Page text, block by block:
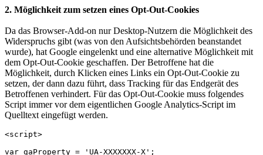
2. Möglichkeit zum setzen eines Opt-Out-Cookies
Da das Browser-Add-on nur Desktop-Nutzern die Möglichkeit des
Widerspruchs gibt (was von den Aufsichtsbehörden beanstandet
wurde), hat Google eingelenkt und eine alternative Möglichkeit mit
dem Opt-Out-Cookie geschaffen. Der Betroffene hat die
Möglichkeit, durch Klicken eines Links ein Opt-Out-Cookie zu
setzen, der dann dazu führt, dass Tracking für das Endgerät des
Betroffenen verhindert. Für das Opt-Out-Cookie muss folgendes
Script immer vor dem eigentlichen Google Analytics-Script im
Quelltext eingefügt werden.
<script>
var gaProperty = 'UA-XXXXXXX-X';